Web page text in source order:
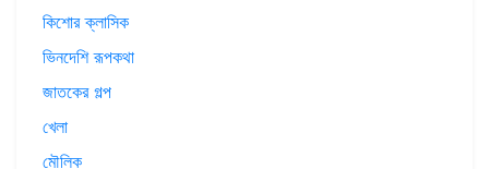
কিশোর ক্লাসিক
ভিনদেশি রূপকথা
জাতকের গল্প
খেলা
মৌলিক